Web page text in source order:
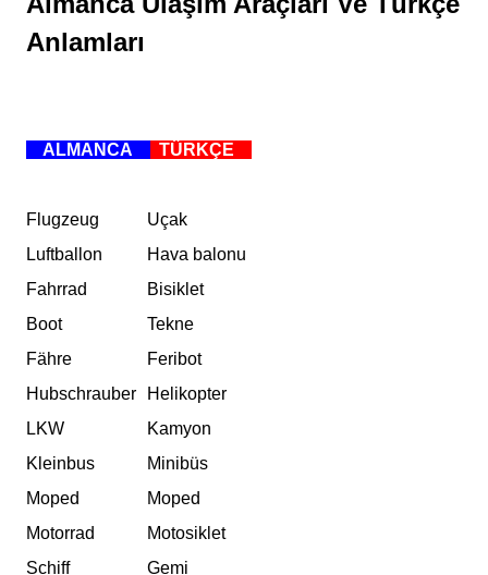
Anlamları
ALMANCA TÜRKÇE
Flugzeug
Luftballon
Fahrrad
Boot
Fähre
Hubschrauber
LKW
Kleinbus
Moped
Motorrad
Schiff
Uçak
Hava balonu
Bisiklet
Tekne
Feribot
Helikopter
Kamyon
Minibüs
Moped
Motosiklet
Gemi